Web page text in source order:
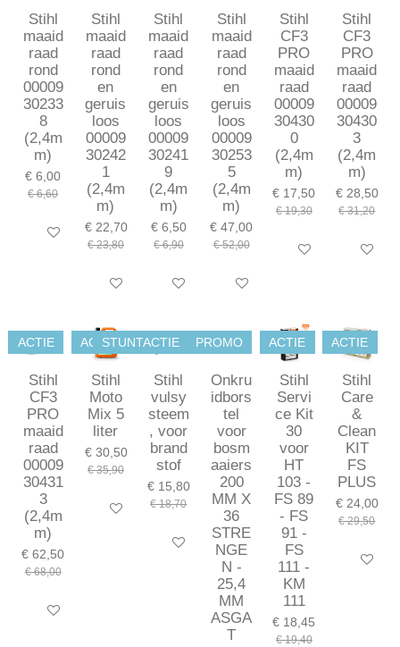
Stihl
maaid
raad
rond
00009
30233
8
(2,4m
m)
€ 6,00
€ 6,60
In winkelwagen
Stihl
maaid
raad
rond
en
geruis
loos
00009
30242
1
(2,4m
m)
€ 22,70
€ 23,80
In winkelwagen
Stihl
maaid
raad
rond
en
geruis
loos
00009
30241
9
(2,4m
m)
€ 6,50
€ 6,90
In winkelwagen
Stihl
maaid
raad
rond
en
geruis
loos
00009
30253
5
(2,4m
m)
€ 47,00
€ 52,00
In winkelwagen
Stihl
CF3
PRO
maaid
raad
00009
30430
0
(2,4m
m)
€ 17,50
€ 19,30
In winkelwagen
Stihl
CF3
PRO
maaid
raad
00009
30430
3
(2,4m
m)
€ 28,50
€ 31,20
In
ACTIE
Stihl
CF3
PRO
maaid
raad
00009
30431
3
(2,4m
m)
€ 62,50
€ 68,00
In winkelwagen
ACTIE
Stihl
Moto
Mix 5
liter
€ 30,50
€ 35,90
In winkelwagen
STUNTACTIE
Stihl
vulsy
steem
, voor
brand
stof
€ 15,80
€ 18,70
In winkelwagen
PROMO
Onkru
idbors
tel
voor
bosm
aaiers
200
MM X
36
STRE
NGE
N -
25,4
MM
ASGA
T
ACTIE
Stihl
Servi
ce Kit
30
voor
HT
103 -
FS 89
- FS
91 -
FS
111 -
KM
111
€ 18,45
€ 19,40
ACTIE
Stihl
Care
&
Clean
KIT
FS
PLUS
€ 24,00
€ 29,50
In